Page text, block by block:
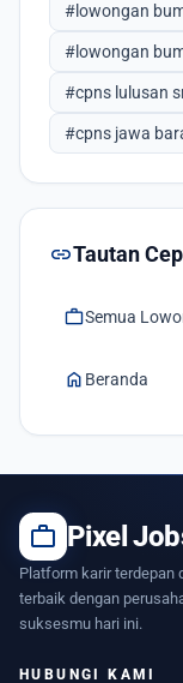
#lowongan
#lowongan
#cpns lulusan
#cpns jawa
linkTautan
workSemua
home Beranda
work Pixel
Platform karir terdepan
terbaik dengan
suksesmu hari ini.
HUBUNGI KAMI